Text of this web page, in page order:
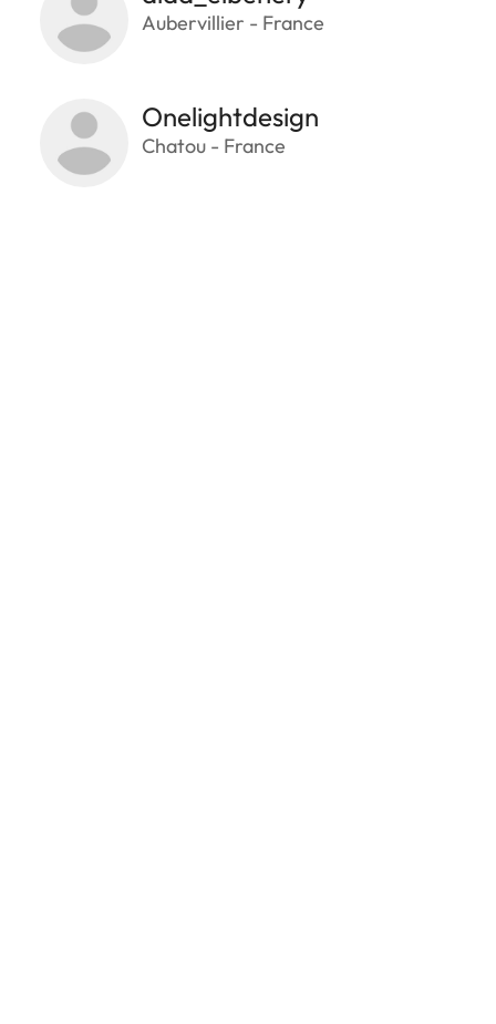
Aubervillier - France
Onelightdesign
Chatou - France